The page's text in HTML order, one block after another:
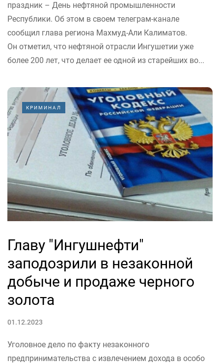
праздник – День нефтяной промышленности
Республики. Об этом в своем телеграм-канале
сообщил глава региона Махмуд-Али Калиматов.
Он отметил, что нефтяной отрасли Ингушетии уже
более 200 лет, что делает ее одной из старейших во...
КРИМИНАЛ
Главу "Ингушнефти"
заподозрили в незаконной
добыче и продаже черного
золота
01.12.2023
Уголовное дело по факту незаконного
предпринимательства с извлечением дохода в особо